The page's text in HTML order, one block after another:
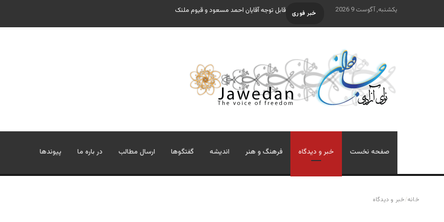
یکشنبه, آگوست 9 2026 خبر فوری قابل توجه آقایان احمد مسعود و قیوم ملنک
صفحه نخست خبر و دیدگاه فرهنگ و هنر اندیشه گفتگوها ارسال مطالب در باره ما پیوندها
خانه/خبر و دیدگاه